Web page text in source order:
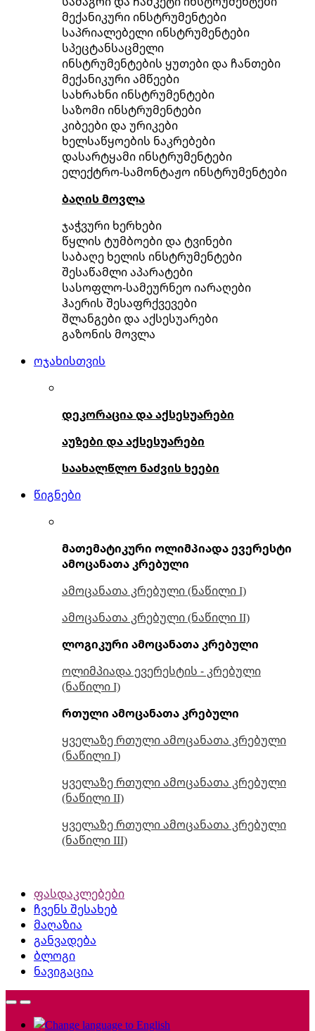
მექანიკური ინსტრუმენტები
საპრიალებელი ინსტრუმენტები
სპეცტანსაცმელი
ინსტრუმენტების ყუთები და ჩანთები
მექანიკური ამწეები
სახრახნი ინსტრუმენტები
საზომი ინსტრუმენტები
კიბეები და ურიკები
ხელსაწყოების ნაკრებები
დასარტყამი ინსტრუმენტები
ელექტრო-სამონტაჟო ინსტრუმენტები
ბაღის მოვლა
ჯაჭვური ხერხები
წყლის ტუმბოები და ტვინები
საბაღე ხელის ინსტრუმენტები
შესაწამლი აპარატები
სასოფლო-სამეურნეო იარაღები
ჰაერის შესაფრქვევები
შლანგები და აქსესუარები
გაზონის მოვლა
ოჯახისთვის
დეკორაცია და აქსესუარები
აუზები და აქსესუარები
საახალწლო ნაძვის ხეები
წიგნები
მათემატიკური ოლიმპიადა ევერესტი
ამოცანათა კრებული
ამოცანათა კრებული (ნაწილი I)
ამოცანათა კრებული (ნაწილი II)
ლოგიკური ამოცანათა კრებული
ოლიმპიადა ევერესტის - კრებული
(ნაწილი I)
რთული ამოცანათა კრებული
ყველაზე რთული ამოცანათა კრებული
(ნაწილი I)
ყველაზე რთული ამოცანათა კრებული
(ნაწილი II)
ყველაზე რთული ამოცანათა კრებული
(ნაწილი III)
ფასდაკლებები
ჩვენს შესახებ
მაღაზია
განვადება
ბლოგი
ნავიგაცია